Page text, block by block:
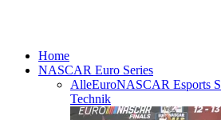
Home
NASCAR Euro Series
AlleEuroNASCAR Esports
Technik